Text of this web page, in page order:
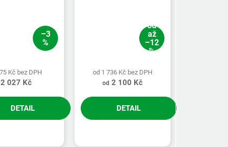
–3
%
Kč bez DPH
2 027 Kč
DETAIL
od
až
–12
%
od 1 736 Kč bez DPH
od 2 100 Kč
DETAIL